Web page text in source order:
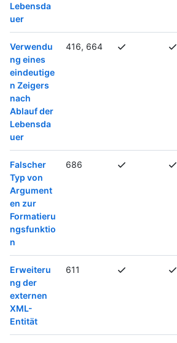
Lebensda
uer
Verwendu
ng eines
eindeutige
n Zeigers
nach
Ablauf der
Lebensda
uer
416, 664
Falscher
Typ von
Argument
en zur
Formatieru
ngsfunktio
n
686
Erweiteru
ng der
externen
XML-
Entität
611